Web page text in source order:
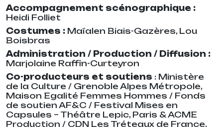
Accompagnement scénographique :
Heidi Folliet
Costumes : Maïalen Biais-Gazères, Lou
Boisbras
Administration / Production / Diffusion :
Marjolaine Raffin-Curteyron
Co-producteurs et soutiens : Ministère
de la Culture / Grenoble Alpes Métropole,
Maison Egalité Femmes Hommes / Fonds
de soutien AF&C / Festival Mises en
Capsules – Théâtre Lepic, Paris & ACME
Production / CDN Les Tréteaux de France,